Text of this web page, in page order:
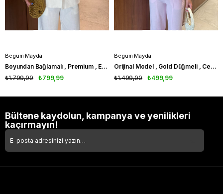
Begüm Mayda
Boyundan Bağlamalı , Premium , Ekru , Pamuk Keten Takım
₺799,99
₺1.799,99
Begüm Mayda
Orijinal Model , Gold Düğmeli , Ceket & Pantolon , Pembe Takım
₺499,99
₺1.499,00
Bültene kaydolun, kampanya ve yenilikleri
kaçırmayın!